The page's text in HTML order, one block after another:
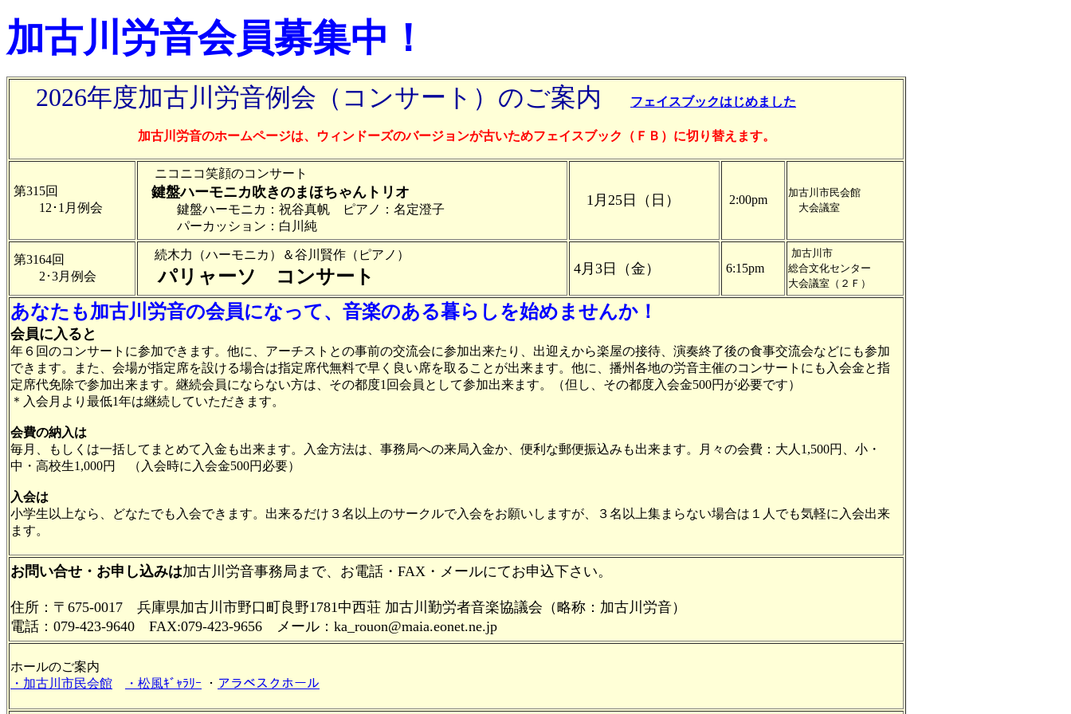
加古川労音会員募集中！
2026年度加古川労音例会（コンサート）のご案内 フェイスブックはじめました
加古川労音のホームページは、ウィンドーズのバージョンが古いためフェイスブック（ＦＢ）に切り替えます。
第315回
12･1月例会
ニコニコ笑顔のコンサート
鍵盤ハーモニカ吹きのまほちゃんトリオ
鍵盤ハーモニカ：祝谷真帆 ピアノ：名定澄子
パーカッション：白川純
1月25日（日） 2:00pm
加古川市民会館
大会議室
第3164回
2･3月例会
続木力（ハーモニカ）＆谷川賢作（ピアノ）
パリャーソ コンサート 4月3日（金） 6:15pm
加古川市
総合文化センター
大会議室（２Ｆ）
あなたも加古川労音の会員になって、音楽のある暮らしを始めませんか！
会員に入ると
年６回のコンサートに参加できます。他に、アーチストとの事前の交流会に参加出来たり、出迎えから楽屋の接待、演奏終了後の食事交流会などにも参加
できます。また、会場が指定席を設ける場合は指定席代無料で早く良い席を取ることが出来ます。他に、播州各地の労音主催のコンサートにも入会金と指
定席代免除で参加出来ます。継続会員にならない方は、その都度1回会員として参加出来ます。（但し、その都度入会金500円が必要です）
＊入会月より最低1年は継続していただきます。
会費の納入は
毎月、もしくは一括してまとめて入金も出来ます。入金方法は、事務局への来局入金か、便利な郵便振込みも出来ます。月々の会費：大人1,500円、小・
中・高校生1,000円 （入会時に入会金500円必要）
入会は
小学生以上なら、どなたでも入会できます。出来るだけ３名以上のサークルで入会をお願いしますが、３名以上集まらない場合は１人でも気軽に入会出来
ます。
お問い合せ・お申し込みは加古川労音事務局まで、お電話・FAX・メールにてお申込下さい。
住所：〒675-0017 兵庫県加古川市野口町良野1781中西荘 加古川勤労者音楽協議会（略称：加古川労音）
電話：079-423-9640 FAX:079-423-9656 メール：ka_rouon@maia.eonet.ne.jp
ホールのご案内
・加古川市民会館
・松風ｷﾞｬﾗﾘｰ ・ アラベスクホール